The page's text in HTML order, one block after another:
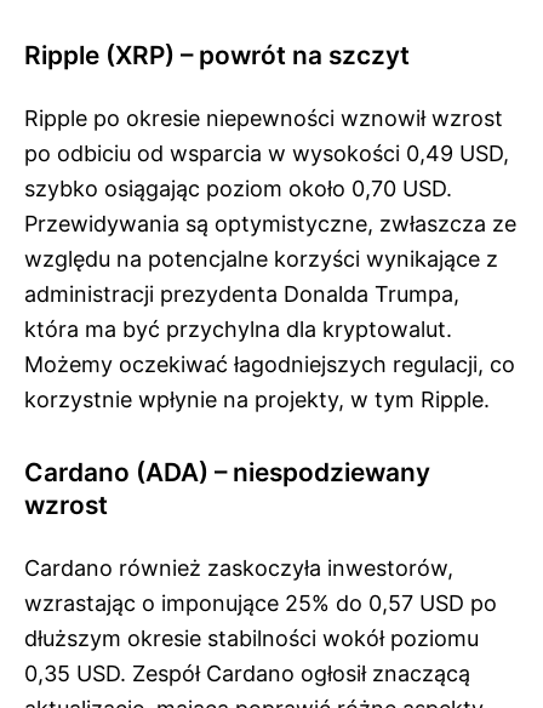
Ripple (XRP) – powrót na szczyt
Ripple po okresie niepewności wznowił wzrost
po odbiciu od wsparcia w wysokości 0,49 USD,
szybko osiągając poziom około 0,70 USD.
Przewidywania są optymistyczne, zwłaszcza ze
względu na potencjalne korzyści wynikające z
administracji prezydenta Donalda Trumpa,
która ma być przychylna dla kryptowalut.
Możemy oczekiwać łagodniejszych regulacji, co
korzystnie wpłynie na projekty, w tym Ripple.
Cardano (ADA) – niespodziewany
wzrost
Cardano również zaskoczyła inwestorów,
wzrastając o imponujące 25% do 0,57 USD po
dłuższym okresie stabilności wokół poziomu
0,35 USD. Zespół Cardano ogłosił znaczącą